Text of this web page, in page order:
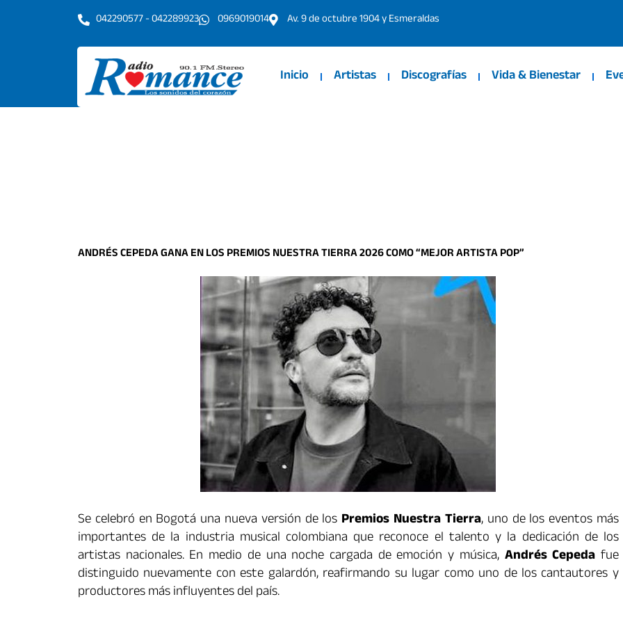
042290577 - 042289923 0969019014 Av. 9 de octubre 1904 y Esmeraldas
Inicio Artistas Discografías Vida & Bienestar
ANDRÉS CEPEDA GANA EN LOS PREMIOS NUESTRA TIERRA 2026 COMO “MEJOR ARTISTA POP”
Se celebró en Bogotá una nueva versión de los Premios Nuestra Tierra, uno de los eventos más
importantes de la industria musical colombiana que reconoce el talento y la dedicación de los
artistas nacionales. En medio de una noche cargada de emoción y música, Andrés Cepeda fue
distinguido nuevamente con este galardón, reafirmando su lugar como uno de los cantautores y
productores más influyentes del país.